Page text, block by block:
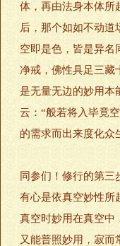
体，再由法身本体所
后，那个如如不动
空即是色，皆是异名
净戒，佛性具足三藏
是无量无边的妙用本
云：“般若将入毕竟
的需求而出来度化众
同参们！修行的第
有心是依真空妙性所
真空时妙用在真空中
又能普照妙用，寂